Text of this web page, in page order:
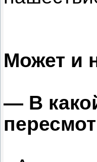
Может и
— В